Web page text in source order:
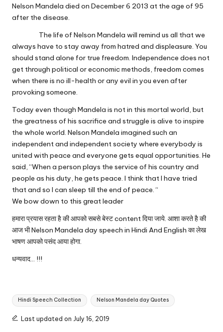
Nelson Mandela died on December 6 2013 at the age of 95
after the disease.
The life of Nelson Mandela will remind us all that we
always have to stay away from hatred and displeasure. You
should stand alone for true freedom. Independence does not
get through political or economic methods, freedom comes
when there is no ill-health or any evil in you even after
provoking someone.
Today even though Mandela is not in this mortal world, but
the greatness of his sacrifice and struggle is alive to inspire
the whole world. Nelson Mandela imagined such an
independent and independent society where everybody is
united with peace and everyone gets equal opportunities. He
said, “When a person plays the service of his country and
people as his duty, he gets peace. I think that I have tried
that and so I can sleep till the end of peace. “
We bow down to this great leader
हमारा प्रयास रहता है की आपको सबसे बेस्ट content दिया जाये. आशा करते है की
आज भी Nelson Mandela day speech in Hindi And English का लेख
भाषण आपको पसंद आया होगा.
धन्यवाद… !!!
Tags:
Hindi Speech Collection Nelson Mandela day Quotes
Last updated on July 16, 2019